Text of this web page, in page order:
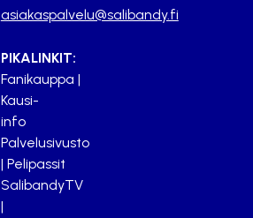
asiakaspalvelu@salibandy.fi
PIKALINKIT:
Fanikauppa |
Kausi-
info
Palvelusivusto
| Pelipassit
SalibandyTV
|